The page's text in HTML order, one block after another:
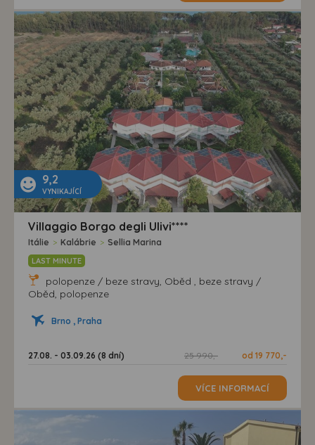
9,2
VYNIKAJÍCÍ
Villaggio Borgo degli Ulivi****
Itálie > Kalábrie > Sellia Marina
LAST MINUTE
polopenze / beze stravy, Oběd , beze stravy /
Oběd, polopenze
Brno , Praha
27.08. - 03.09.26 (8 dní) 25 990,- od 19 770,-
VÍCE INFORMACÍ